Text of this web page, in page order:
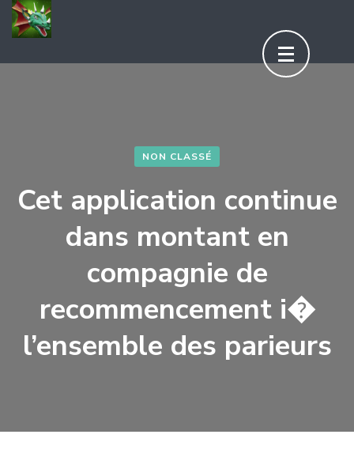
Aller
au
contenu
NON CLASSÉ
Cet application continue
dans montant en
compagnie de
recommencement i�
l’ensemble des parieurs